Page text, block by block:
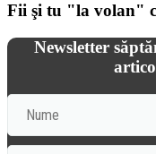
Fii şi tu "la volan"
Newsletter